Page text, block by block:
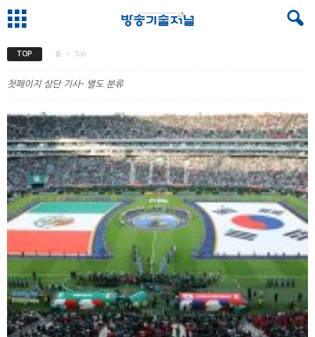
TOP 홈 Top
첫페이지 상단 기사- 별도 분류